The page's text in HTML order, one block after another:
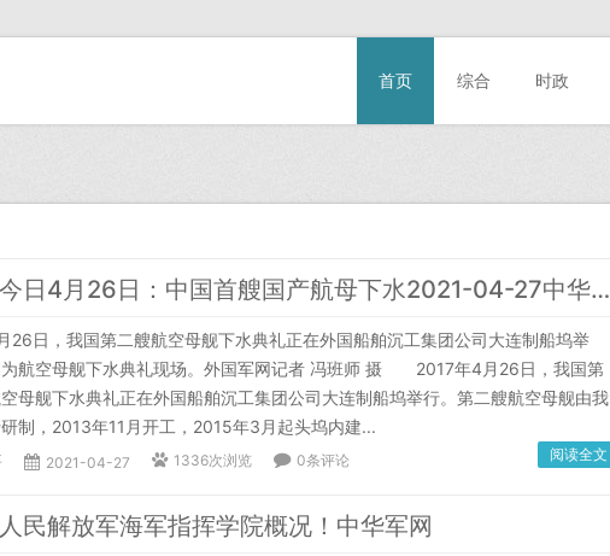
首页 综合 时政
军史今日4月26日：中国首艘国产航母下水2021-04-27中华军网
日，我国第二艘航空母舰下水典礼正在外国船舶沉工集团公司大连制船坞举
航空母舰下水典礼现场。外国军网记者 冯班师 摄 2017年4月26日，我国第
母舰下水典礼正在外国船舶沉工集团公司大连制船坞举行。第二艘航空母舰由我
制，2013年11月开工，2015年3月起头坞内建...
2021-04-27 1336次浏览 0条评论 阅读全文
民解放军海军指挥学院概况！中华军网